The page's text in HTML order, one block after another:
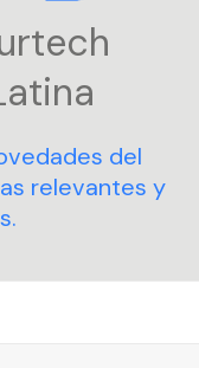
del
relevantes y